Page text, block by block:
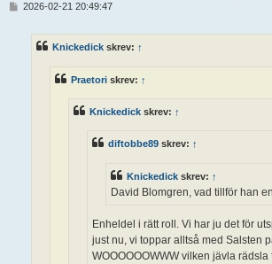
2026-02-21 20:49:47
Knickedick skrev: ↑
Praetori skrev: ↑
Knickedick skrev: ↑
diftobbe89 skrev: ↑
Knickedick skrev: ↑
David Blomgren, vad tillför han
Enheldel i rätt roll. Vi har ju det för
just nu, vi toppar alltså med Salsten
WOOOOOOWWW vilken jävla rädsla